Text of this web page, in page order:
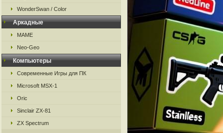
WonderSwan / Color
Аркадные
MAME
Neo-Geo
Компьютеры
Современные Игры для ПК
Microsoft MSX-1
Oric
Sinclair ZX-81
ZX Spectrum